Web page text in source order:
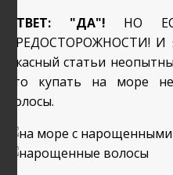
ОТВЕТ: "ДА"! НО
ПРЕДОСТОРОЖНОСТИ! И
ужасный статьи
что купать на море
волосы.